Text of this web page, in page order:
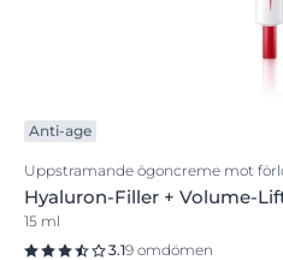
Anti-age
Uppstramande ögoncreme mot
Hyaluron-Filler + Volume-Lift
15 ml
3.19 omdömen